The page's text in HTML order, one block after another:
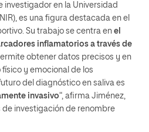
investigador en la Universidad
es una figura destacada en el
Su trabajo se centra en el
inflamatorios a través de
obtener datos precisos y en
y emocional de los
del diagnóstico en saliva es
invasivo“, afirma Jiménez,
investigación de renombre